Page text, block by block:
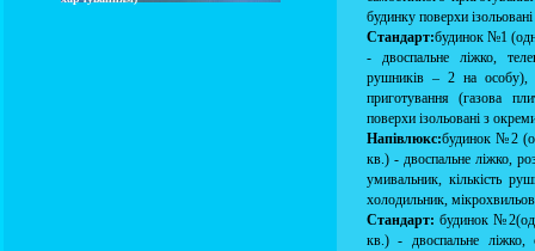
будинку поверхи
Стандарт:будинок №1
- двоспальне ліжко,
рушників – 2 на особу),
приготування (газова
поверхи ізольовані з
Напівлюкс:будинок №2
кв.) - двоспальне ліжко,
умивальник, кількість
холодильник,
Стандарт: будинок
кв.) - двоспальне ліжко,